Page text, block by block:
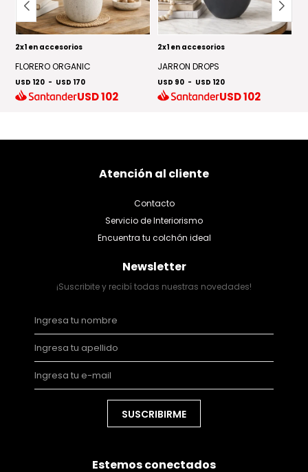
2x1 en accesorios
FLORERO ORGANIC
USD 120 - USD 170
USD102
2x1 en accesorios
JARRON DROPS
USD 90 - USD 120
USD102
Atención al cliente
Contacto
Servicio de Interiorismo
Encuentra tu colchón ideal
Newsletter
¡Suscribite y recibí todas nuestras novedades!
SUSCRIBIRME
Estemos conectados